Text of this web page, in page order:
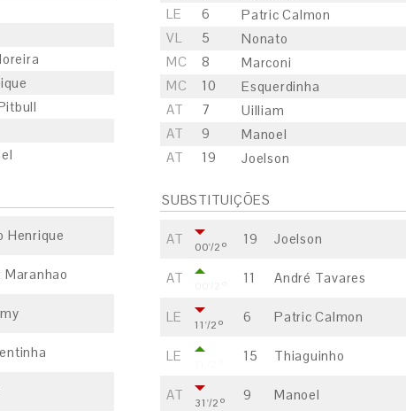
Henrique
Maranhao
LE
6
Patric Calmon
VL
5
Nonato
MC
8
Marconi
MC
10
Esquerdinha
AT
7
Uilliam
AT
9
Manoel
AT
19 Joelson
SUBSTITUIÇÕES
AT 00'/2º 19 Joelson
AT 11 André Tavares
LE 11'/2º 6 Patric Calmon
LE 15 Thiaguinho
AT 31'/2º 9 Manoel